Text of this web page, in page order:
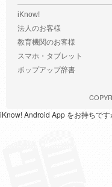
iKnow!
法人のお客様
教育機関のお客様
スマホ・タブレット
ポップアップ辞書
iKnow! Android App をお持ちです